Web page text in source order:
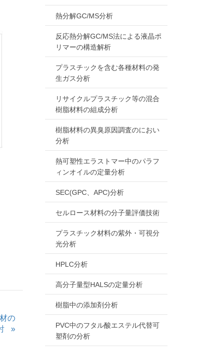
の
熱分解GC/MS分析
反応熱分解GC/MS法による液晶ポ
リマーの構造解析
プラスチックを含む各種材料の発
生ガス分析
リサイクルプラスチック等の混合
樹脂材料の組成分析
樹脂材料の異臭原因調査のにおい
分析
熱可塑性エラストマー中のパラフ
ィンオイルの定量分析
SEC(GPC、APC)分析
セルロース材料の分子量評価技術
プラスチック材料の紫外・可視分
光分析
HPLC分析
高分子量型HALSの定量分析
樹脂中の添加剤分析
PVC中のフタル酸エステル代替可
塑剤の分析